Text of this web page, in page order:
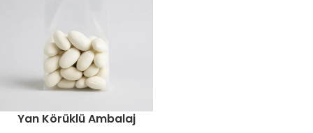
Yan Körüklü Ambalaj